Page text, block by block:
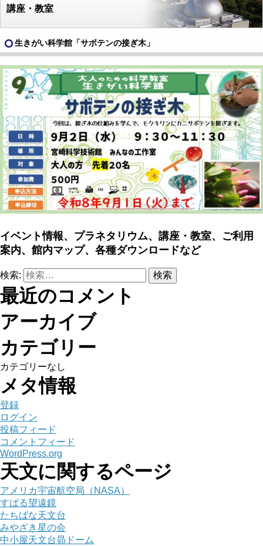
講座・教室
生きがい科学館「サボテンの接ぎ木」
イベント情報、プラネタリウム、講座・教室、ご利用
案内、館内マップ、各種ダウンロードなど
検索:
最近のコメント
アーカイブ
カテゴリー
カテゴリーなし
メタ情報
登録
ログイン
投稿フィード
コメントフィード
WordPress.org
天文に関するページ
アメリカ宇宙航空局（NASA）
すばる望遠鏡
たちばな天文台
みやざき星の会
中小屋天文台昴ドーム